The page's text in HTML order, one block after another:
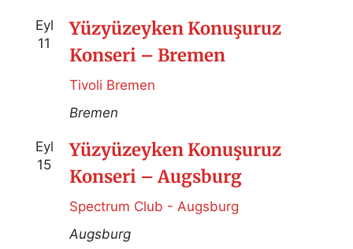
Eyl
11
Yüzyüzeyken Konuşuruz
Konseri – Bremen
Tivoli Bremen
Bremen
Eyl
15
Yüzyüzeyken Konuşuruz
Konseri – Augsburg
Spectrum Club - Augsburg
Augsburg